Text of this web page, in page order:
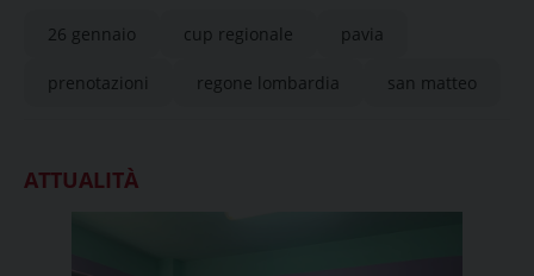
26 gennaio cup regionale pavia
prenotazioni regone lombardia san matteo
ATTUALITÀ